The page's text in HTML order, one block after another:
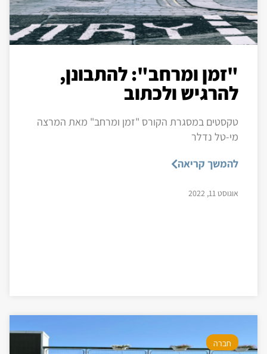
"זמן ומרחב": להתבונן,
להרגיש ולכתוב
טקסטים במסגרת הקורס "זמן ומרחב" מאת המרצה
מי-טל נדלר
להמשך קריאה
אוגוסט 11, 2022
חברה